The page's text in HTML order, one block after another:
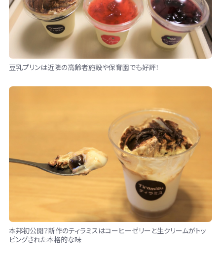
豆乳プリンは近隣の高齢者施設や保育園でも好評！
本邦初公開？新作のティラミスはコーヒーゼリーと生クリームがトッ
ピングされた本格的な味